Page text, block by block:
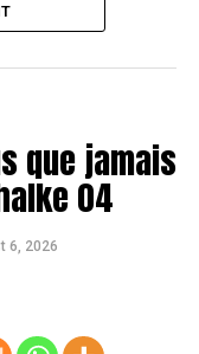
que jamais
04
6, 2026